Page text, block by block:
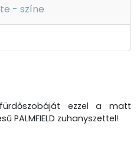
- színe
ezzel a matt
PALMFIELD zuhanyszettel!